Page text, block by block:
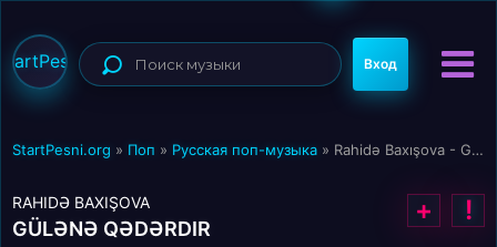
Вход
StartPesni.org » Поп » Русская поп-музыка » Rahidə Baxışova - Gülənə Qədərdir
RAHIDƏ BAXIŞOVA
GÜLƏNƏ QƏDƏRDIR
+ !